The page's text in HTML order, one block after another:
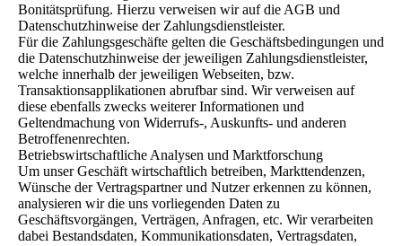
Bonitätsprüfung. Hierzu verweisen wir auf die AGB und
Datenschutzhinweise der Zahlungsdienstleister.
Für die Zahlungsgeschäfte gelten die Geschäftsbedingungen und
die Datenschutzhinweise der jeweiligen Zahlungsdienstleister,
welche innerhalb der jeweiligen Webseiten, bzw.
Transaktionsapplikationen abrufbar sind. Wir verweisen auf
diese ebenfalls zwecks weiterer Informationen und
Geltendmachung von Widerrufs-, Auskunfts- und anderen
Betroffenenrechten.
Betriebswirtschaftliche Analysen und Marktforschung
Um unser Geschäft wirtschaftlich betreiben, Markttendenzen,
Wünsche der Vertragspartner und Nutzer erkennen zu können,
analysieren wir die uns vorliegenden Daten zu
Geschäftsvorgängen, Verträgen, Anfragen, etc. Wir verarbeiten
dabei Bestandsdaten, Kommunikationsdaten, Vertragsdaten,